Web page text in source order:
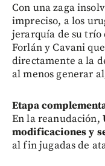
Con una zaga
impreciso, a los
jerarquía de su trío
Forlán y Cavani
directamente a la
al menos generar
Etapa
En la reanudación,
modificaciones y
al fin jugadas de